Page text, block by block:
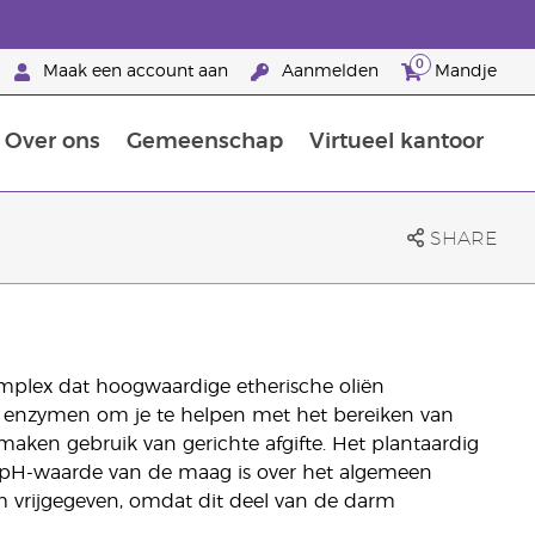
Maak een account aan Aanmelden 0 Mandje
Over ons Gemeenschap Virtueel kantoor
SHARE
dat hoogwaardige etherische oliën
om je te helpen met het bereiken van
gebruik van gerichte afgifte. Het plantaardig
waarde van de maag is over het algemeen
vrijgegeven, omdat dit deel van de darm